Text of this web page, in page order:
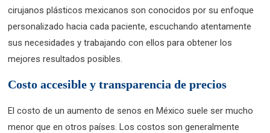
cirujanos plásticos mexicanos son conocidos por su enfoque
personalizado hacia cada paciente, escuchando atentamente
sus necesidades y trabajando con ellos para obtener los
mejores resultados posibles.
Costo accesible y transparencia de precios
El costo de un aumento de senos en México suele ser mucho
menor que en otros países. Los costos son generalmente